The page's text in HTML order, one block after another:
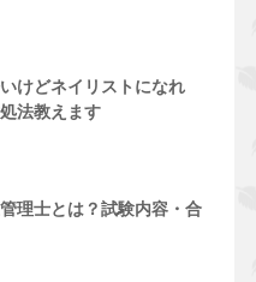
けどネイリストになれ
法教えます
理士とは？試験内容・合